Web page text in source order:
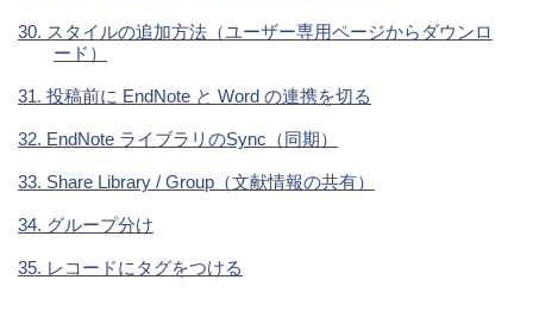
30. スタイルの追加方法（ユーザー専用ページからダウンロ
ード）
31. 投稿前に EndNote と Word の連携を切る
32. EndNote ライブラリのSync（同期）
33. Share Library / Group（文献情報の共有）
34. グループ分け
35. レコードにタグをつける